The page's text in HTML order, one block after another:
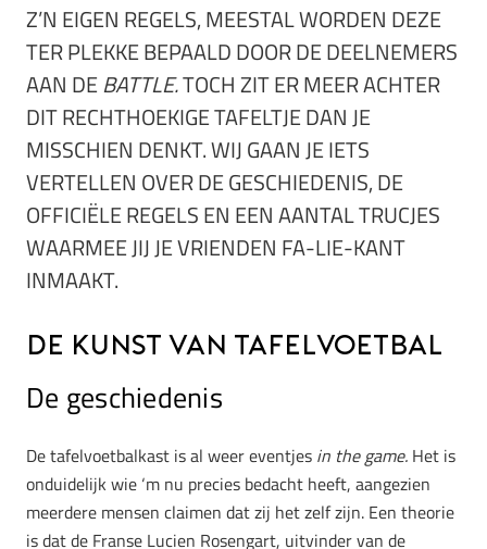
Z’N EIGEN REGELS, MEESTAL WORDEN DEZE
TER PLEKKE BEPAALD DOOR DE DEELNEMERS
AAN DEBATTLE.TOCH ZIT ER MEER ACHTER
DIT RECHTHOEKIGE TAFELTJE DAN JE
MISSCHIEN DENKT. WIJ GAAN JE IETS
VERTELLEN OVER DE GESCHIEDENIS, DE
OFFICIËLE REGELS EN EEN AANTAL TRUCJES
WAARMEE JIJ JE VRIENDEN FA-LIE-KANT
INMAAKT.
De kunst van tafelvoetbal
De geschiedenis
De tafelvoetbalkast is al weer eventjes in the game. Het is
onduidelijk wie ‘m nu precies bedacht heeft, aangezien
meerdere mensen claimen dat zij het zelf zijn. Een theorie
is dat de Franse Lucien Rosengart, uitvinder van de